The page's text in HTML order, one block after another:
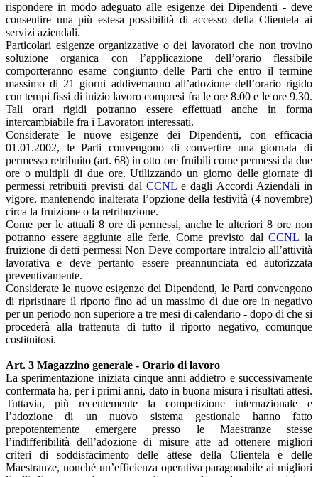
rispondere in modo adeguato alle esigenze dei Dipendenti - deve
consentire una più estesa possibilità di accesso della Clientela ai
servizi aziendali.
Particolari esigenze organizzative o dei lavoratori che non trovino
soluzione organica con l’applicazione dell’orario flessibile
comporteranno esame congiunto delle Parti che entro il termine
massimo di 21 giorni addiverranno all’adozione dell’orario rigido
con tempi fissi di inizio lavoro compresi fra le ore 8.00 e le ore 9.30.
Tali orari rigidi potranno essere effettuati anche in forma
intercambiabile fra i Lavoratori interessati.
Considerate le nuove esigenze dei Dipendenti, con efficacia
01.01.2002, le Parti convengono di convertire una giornata di
permesso retribuito (art. 68) in otto ore fruibili come permessi da due
ore o multipli di due ore. Utilizzando un giorno delle giornate di
permessi retribuiti previsti dal CCNLe dagli Accordi Aziendali in
vigore, mantenendo inalterata l’opzione della festività (4 novembre)
circa la fruizione o la retribuzione.
Come per le attuali 8 ore di permessi, anche le ulteriori 8 ore non
potranno essere aggiunte alle ferie. Come previsto dalCCNL la
fruizione di detti permessi Non Deve comportare intralcio all’attività
lavorativa e deve pertanto essere preannunciata ed autorizzata
preventivamente.
Considerate le nuove esigenze dei Dipendenti, le Parti convengono
di ripristinare il riporto fino ad un massimo di due ore in negativo
per un periodo non superiore a tre mesi di calendario - dopo di che si
procederà alla trattenuta di tutto il riporto negativo, comunque
costituitosi.
Art. 3 Magazzino generale - Orario di lavoro
La sperimentazione iniziata cinque anni addietro e successivamente
confermata ha, per i primi anni, dato in buona misura i risultati attesi.
Tuttavia, più recentemente la competizione internazionale e
l’adozione di un nuovo sistema gestionale hanno fatto
prepotentemente emergere presso le Maestranze stesse
l’indifferibilità dell’adozione di misure atte ad ottenere migliori
criteri di soddisfacimento delle attese della Clientela e delle
Maestranze, nonché un’efficienza operativa paragonabile ai migliori